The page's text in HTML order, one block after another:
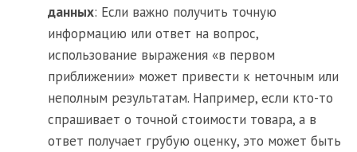
данных: Если важно получить точную
информацию или ответ на вопрос,
использование выражения «в первом
приближении» может привести к неточным или
неполным результатам. Например, если кто-то
спрашивает о точной стоимости товара, а в
ответ получает грубую оценку, это может быть